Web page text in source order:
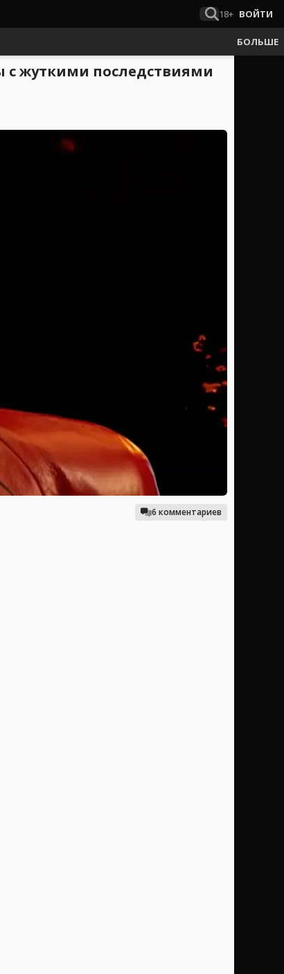
18+ ВОЙТИ
БОЛЬШЕ
с жуткими последствиями
6 комментариев